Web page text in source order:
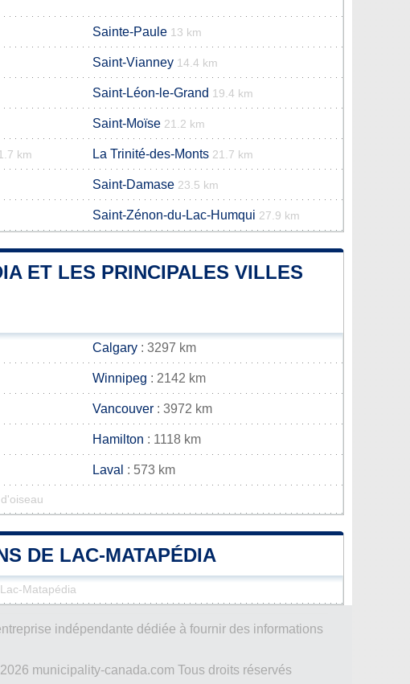
Sainte-Paule 13 km
Saint-Vianney 14.4 km
Saint-Léon-le-Grand 19.4 km
Saint-Moïse 21.2 km
km La Trinité-des-Monts 21.7 km
Saint-Damase 23.5 km
Saint-Zénon-du-Lac-Humqui 27.9 km
ET LES PRINCIPALES VILLES
Calgary : 3297 km
Winnipeg : 2142 km
Vancouver : 3972 km
Hamilton : 1118 km
Laval : 573 km
DE LAC-MATAPÉDIA
Matapédia
indépendante dédiée à fournir des informations
municipality-canada.com Tous droits réservés